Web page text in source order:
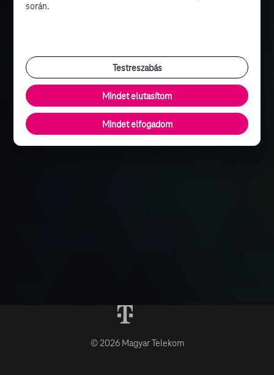
© 2026 Magyar Telekom
során.
Testreszabás
Mindet elutasítom
Mindet elfogadom